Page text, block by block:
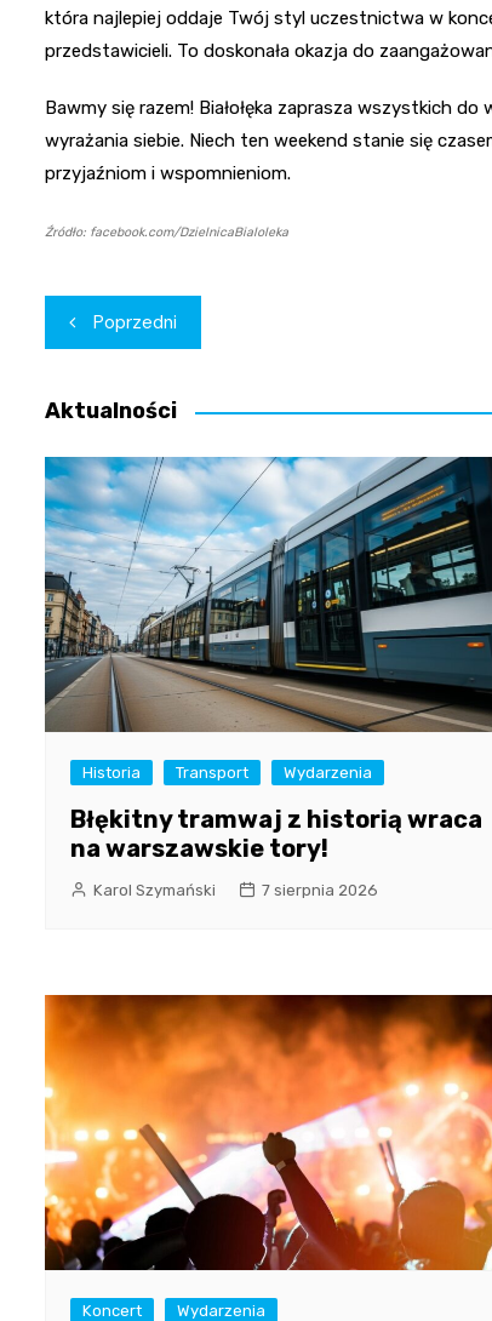
która najlepiej oddaje Twój styl uczestnictwa w
przedstawicieli. To doskonała okazja do
Bawmy się razem! Białołęka zaprasza wszystkich
wyrażania siebie. Niech ten weekend stanie się
przyjaźniom i wspomnieniom.
Źródło: facebook.com/DzielnicaBialoleka
Nawigacja
wpisu
Poprzedni
Aktualności
Historia Transport Wydarzenia
Błękitny tramwaj z historią wraca
na warszawskie tory!
Karol Szymański 7 sierpnia 2026
Koncert Wydarzenia